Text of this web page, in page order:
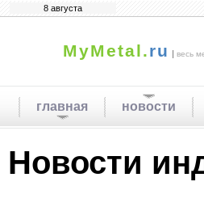
8 августа
MyMetal.ru | весь
главная новости
Новости